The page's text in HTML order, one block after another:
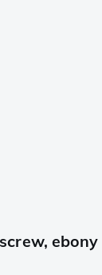
ebony